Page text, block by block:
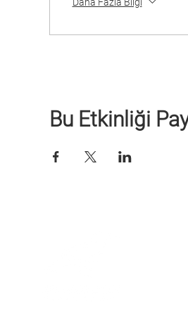
Bu Etkinliği